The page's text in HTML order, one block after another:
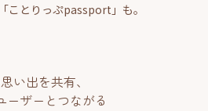
ことりっぷpassport」も。
い出を共有、
ーザーとつながる